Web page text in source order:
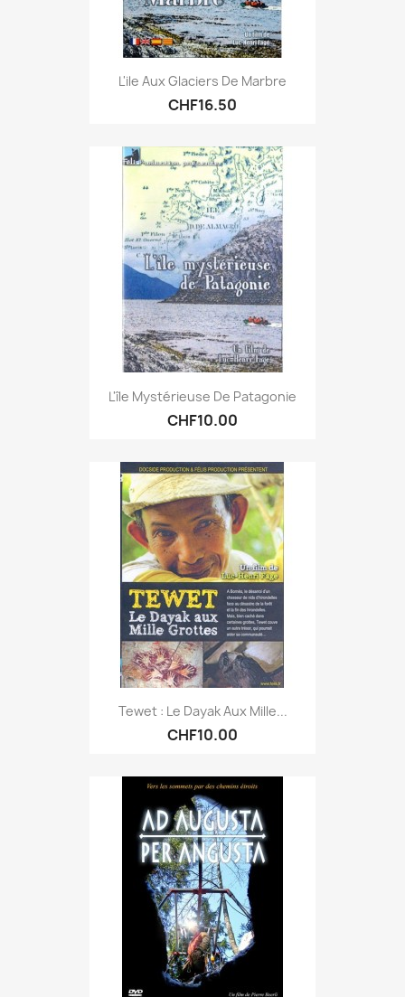
L'ile Aux Glaciers De Marbre
CHF16.50
L'île Mystérieuse De Patagonie
CHF10.00
Tewet : Le Dayak Aux Mille...
CHF10.00